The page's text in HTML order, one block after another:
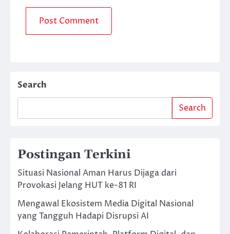
Search
Search
Postingan Terkini
Situasi Nasional Aman Harus Dijaga dari
Provokasi Jelang HUT ke-81 RI
Mengawal Ekosistem Media Digital Nasional
yang Tangguh Hadapi Disrupsi AI